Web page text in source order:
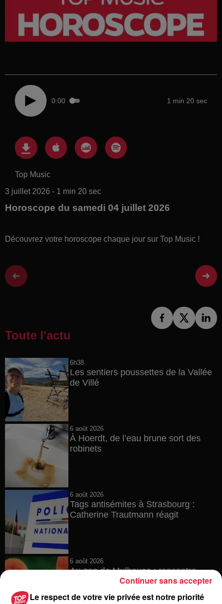
0:00 1 min 20 sec
Top Music
3 juillet 2026 - 1 min 20 sec
Horoscope du samedi 04 juillet 2026
Découvrez votre horoscope chaque jour sur Top Music !
Toute l'actu
6h38
Les sentiers poussettes de la Vallée
de Villé
6 août 2026
À Hoerdt, de l’eau brune sort des
robinets
6 août 2026
Tags antisémites à Strasbourg :
Catherine Trautmann réagit
6 août 2026
Au zoo de Mulhouse : rencontre
avec les flamants rouges
Le respect de votre vie privée est notre priorité
Continuer sans accepter